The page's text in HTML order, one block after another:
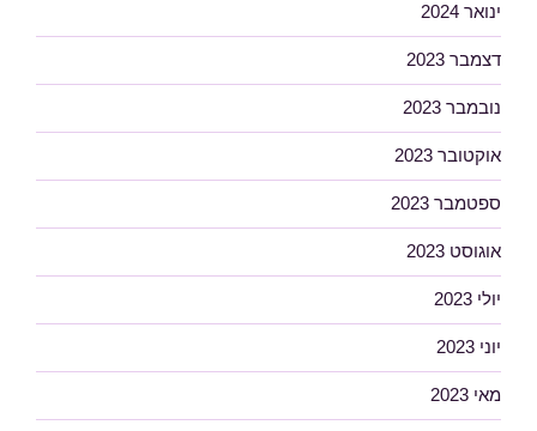
ינואר 2024
דצמבר 2023
נובמבר 2023
אוקטובר 2023
ספטמבר 2023
אוגוסט 2023
יולי 2023
יוני 2023
מאי 2023